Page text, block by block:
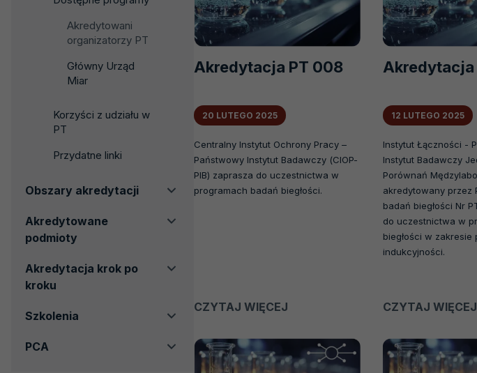
Akredytowani
organizatorzy PT
Główny Urząd
Miar
Korzyści z udziału w
PT
Przydatne linki
Obszary akredytacji
Akredytowane
podmioty
Akredytacja krok po
kroku
Szkolenia
PCA
Akredytacja PT 008
20 LUTEGO 2025
Centralny Instytut Ochrony Pracy –
Państwowy Instytut Badawczy (CIOP-
PIB) zaprasza do uczestnictwa w
programach badań biegłości.
CZYTAJ WIĘCEJ
008
Akredytacja
12 LUTEGO 2025
Instytut Łączności -
Instytut Badawczy
Porównań
akredytowany przez
badań biegłości Nr
do uczestnictwa w
biegłości w zakresie
indukcyjności.
CZYTAJ WIĘCEJ